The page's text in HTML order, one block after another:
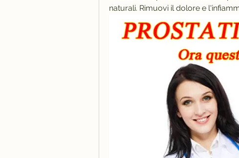
naturali. Rimuovi il dolore e